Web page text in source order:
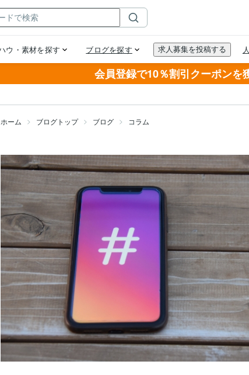
会員登録で10％割引クーポンを
ホーム ブログトップ ブログ コラム